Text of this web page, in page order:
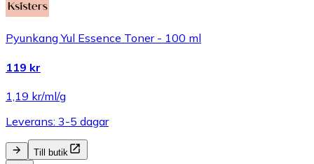
Pyunkang Yul Essence Toner - 100 ml
119 kr
1,19 kr/ml/g
Leverans: 3-5 dagar
Till butik